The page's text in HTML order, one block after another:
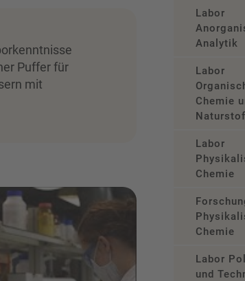
Puffer für
mit
Labor
Analytik
Labor
Chemie
Labor
Chemie
Chemie
Labor
und